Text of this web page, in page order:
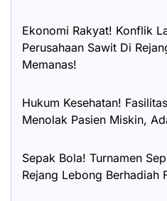
Ekonomi Rakyat! Konflik
Perusahaan Sawit Di
Memanas!
Hukum Kesehatan!
Menolak Pasien Miskin,
Sepak Bola! Turnamen
Rejang Lebong Berhadiah